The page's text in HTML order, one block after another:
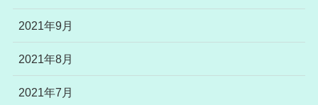
2021年9月
2021年8月
2021年7月